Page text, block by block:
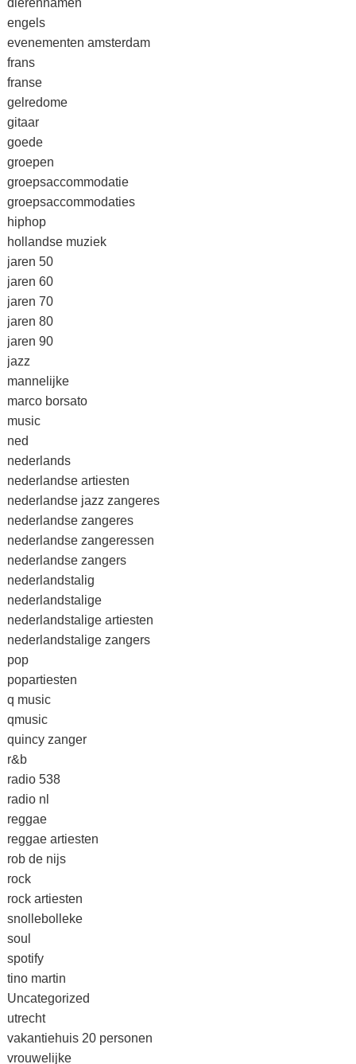
dierennamen
engels
evenementen amsterdam
frans
franse
gelredome
gitaar
goede
groepen
groepsaccommodatie
groepsaccommodaties
hiphop
hollandse muziek
jaren 50
jaren 60
jaren 70
jaren 80
jaren 90
jazz
mannelijke
marco borsato
music
ned
nederlands
nederlandse artiesten
nederlandse jazz zangeres
nederlandse zangeres
nederlandse zangeressen
nederlandse zangers
nederlandstalig
nederlandstalige
nederlandstalige artiesten
nederlandstalige zangers
pop
popartiesten
q music
qmusic
quincy zanger
r&b
radio 538
radio nl
reggae
reggae artiesten
rob de nijs
rock
rock artiesten
snollebolleke
soul
spotify
tino martin
Uncategorized
utrecht
vakantiehuis 20 personen
vrouwelijke